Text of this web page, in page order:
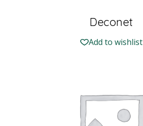
Deconet
Add to wishlist